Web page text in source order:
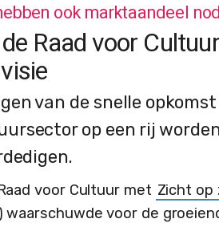
ook marktaandeel
Raad voor
van de snelle opkomst
op een rij
voor Cultuur met Zicht op
voor de